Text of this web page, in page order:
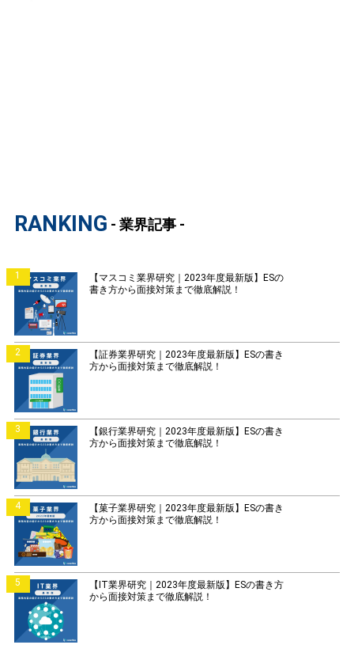
RANKING - 業界記事 -
1
【マスコミ業界研究｜2023年度最新版】ESの
書き方から面接対策まで徹底解説！
2
【証券業界研究｜2023年度最新版】ESの書き
方から面接対策まで徹底解説！
3
【銀行業界研究｜2023年度最新版】ESの書き
方から面接対策まで徹底解説！
4
【菓子業界研究｜2023年度最新版】ESの書き
方から面接対策まで徹底解説！
5
【IT業界研究｜2023年度最新版】ESの書き方
から面接対策まで徹底解説！